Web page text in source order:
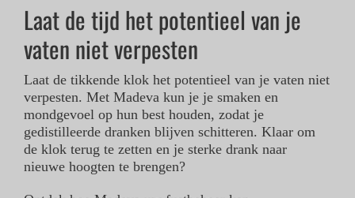
Laat de tijd het potentieel van je
vaten niet verpesten
Laat de tikkende klok het potentieel van je vaten niet
verpesten. Met Madeva kun je je smaken en
mondgevoel op hun best houden, zodat je
gedistilleerde dranken blijven schitteren. Klaar om
de klok terug te zetten en je sterke drank naar
nieuwe hoogten te brengen?